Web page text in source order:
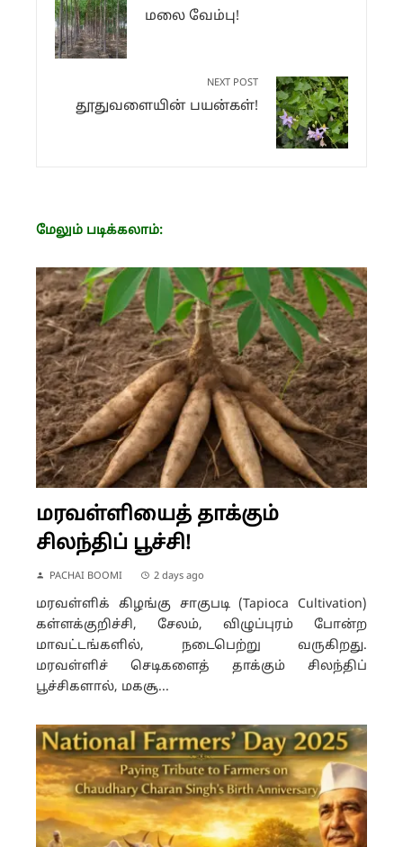
மலை வேம்பு!
NEXT POST
தூதுவளையின் பயன்கள்!
மேலும் படிக்கலாம்:
மரவள்ளியைத் தாக்கும்
சிலந்திப் பூச்சி!
PACHAI BOOMI 2 days ago
மரவள்ளிக் கிழங்கு சாகுபடி (Tapioca Cultivation)
கள்ளக்குறிச்சி, சேலம், விழுப்புரம் போன்ற
மாவட்டங்களில், நடைபெற்று வருகிறது.
மரவள்ளிச் செடிகளைத் தாக்கும் சிலந்திப்
பூச்சிகளால், மகசூ...